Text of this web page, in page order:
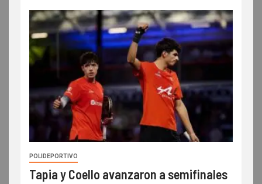
POLIDEPORTIVO
Tapia y Coello avanzaron a semifinales